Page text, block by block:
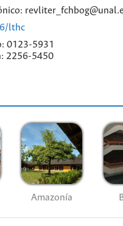
lthc
0123-5931
2256-5450
Amazonía